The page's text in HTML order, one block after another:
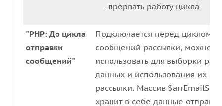
- прервать работу цикла
"PHP: До цикла
отправки
сообщений"
Подключается перед циклом
сообщений рассылки, можно
использовать для выборки
данных и использования их в
рассылки. Массив
хранит в себе данные